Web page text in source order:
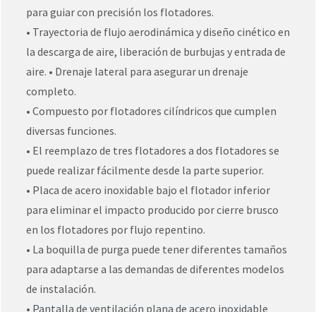
para guiar con precisión los flotadores.
• Trayectoria de flujo aerodinámica y diseño cinético en
la descarga de aire, liberación de burbujas y entrada de
aire. • Drenaje lateral para asegurar un drenaje
completo.
• Compuesto por flotadores cilíndricos que cumplen
diversas funciones.
• El reemplazo de tres flotadores a dos flotadores se
puede realizar fácilmente desde la parte superior.
• Placa de acero inoxidable bajo el flotador inferior
para eliminar el impacto producido por cierre brusco
en los flotadores por flujo repentino.
• La boquilla de purga puede tener diferentes tamaños
para adaptarse a las demandas de diferentes modelos
de instalación.
• Pantalla de ventilación plana de acero inoxidable